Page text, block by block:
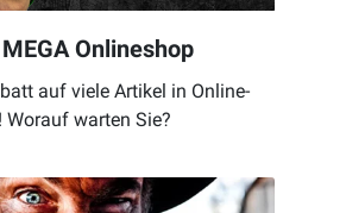
Onlineshop
auf viele Artikel in Online-
Worauf warten Sie?